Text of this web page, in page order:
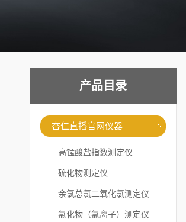
产品目录
杏仁直播官网仪器
高锰酸盐指数测定仪
硫化物测定仪
余氯总氯二氧化氯测定仪
氯化物（氯离子）测定仪